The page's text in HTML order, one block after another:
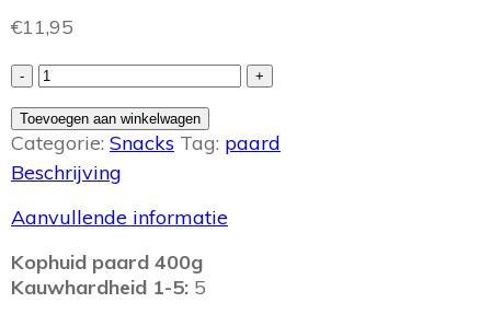
€11,95
-
Kophuid
400g
aantal
+
Toevoegen aan winkelwagen
Categorie: Snacks Tag: paard
Beschrijving
Aanvullende informatie
Kophuid paard 400g
Kauwhardheid 1-5: 5